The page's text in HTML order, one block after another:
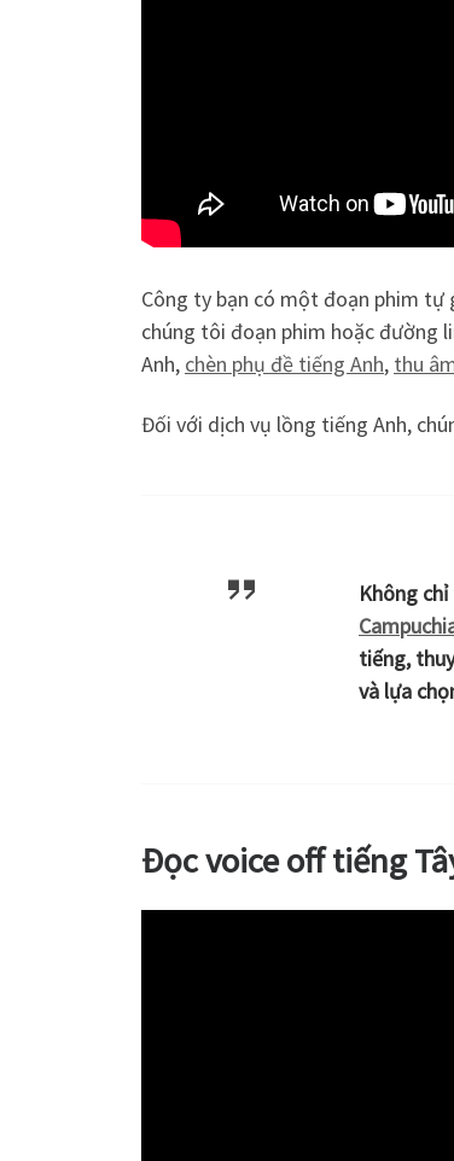
Công ty bạn có một đoạn phim tự
chúng tôi đoạn phim hoặc đường
Anh, chèn phụ đề tiếng Anh, thu
Đối với dịch vụ lồng tiếng Anh,
Không
tiếng,
và lựa
Đọc voice off tiếng